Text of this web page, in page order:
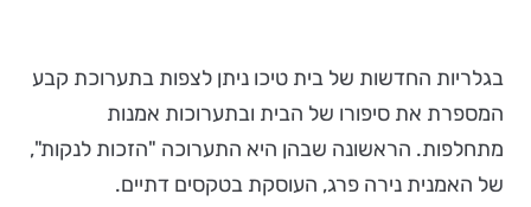
בגלריות החדשות של בית טיכו ניתן לצפות בתערוכת קבע
המספרת את סיפורו של הבית ובתערוכות אמנות
מתחלפות. הראשונה שבהן היא התערוכה "הזכות לנקות",
של האמנית נירה פרג, העוסקת בטקסים דתיים.